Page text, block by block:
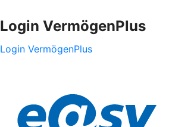
Login VermögenPlus
Login VermögenPlus